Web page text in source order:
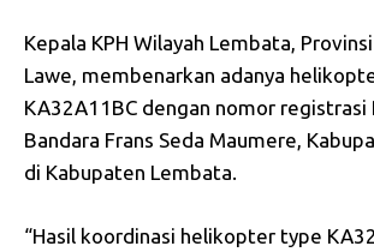
Kepala KPH Wilayah Lembata,
Lawe, membenarkan adanya
KA32A11BC dengan nomor registrasi
Bandara Frans Seda Maumere,
di Kabupaten Lembata.
“Hasil koordinasi helikopter type